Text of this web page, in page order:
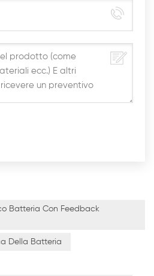
Batteria Con Feedback
Della Batteria